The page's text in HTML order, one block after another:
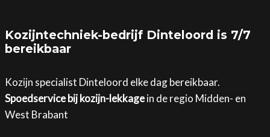
Kozijntechniek-bedrijf Dinteloord is 7/7
bereikbaar
Kozijn specialist Dinteloord elke dag bereikbaar.
Spoedservice bij kozijn-lekkagein de regio Midden- en
West Brabant